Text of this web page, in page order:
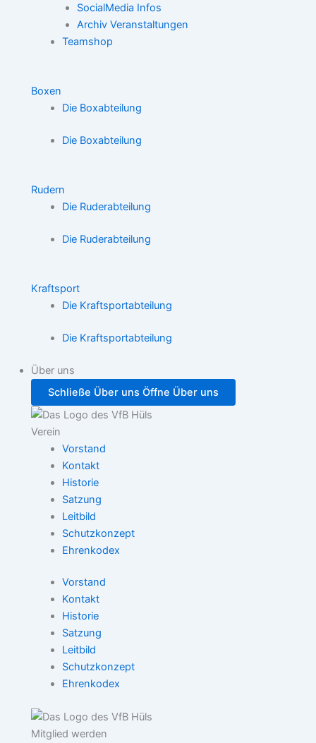
SocialMedia Infos
Archiv Veranstaltungen
Teamshop
Boxen
Die Boxabteilung
Die Boxabteilung
Rudern
Die Ruderabteilung
Die Ruderabteilung
Kraftsport
Die Kraftsportabteilung
Die Kraftsportabteilung
Über uns
Schließe Über uns Öffne Über uns
Verein
Vorstand
Kontakt
Historie
Satzung
Leitbild
Schutzkonzept
Ehrenkodex
Vorstand
Kontakt
Historie
Satzung
Leitbild
Schutzkonzept
Ehrenkodex
Mitglied werden